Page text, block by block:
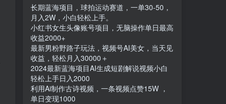
长期蓝海项目，球拍运动赛道，一单30-50，
月入2W，小白轻松上手。
小红书女生头像账号项目，无脑操作单日最高
收益2000+
最新男粉野路子玩法，视频号AI美女，当天见
收益，轻松月入30000＋
2024最新蓝海项目AI生成短剧解说视频小白
轻松上手日入2000
利用Ai制作古诗视频，一条视频点赞15W ，
单日变现1000